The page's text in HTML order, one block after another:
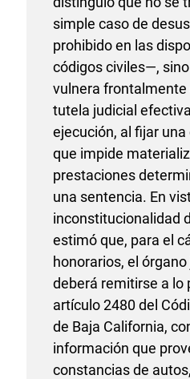
simple caso de
prohibido en las
códigos civiles—,
vulnera frontalmente
tutela judicial
ejecución, al fijar
que impide
prestaciones
una sentencia. En
inconstitucionalidad
estimó que, para el
honorarios, el
deberá remitirse a lo
artículo 2480 del
de Baja California,
información que
constancias de